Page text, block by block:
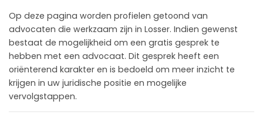
Op deze pagina worden profielen getoond van
advocaten die werkzaam zijn in Losser. Indien gewenst
bestaat de mogelijkheid om een gratis gesprek te
hebben met een advocaat. Dit gesprek heeft een
oriënterend karakter en is bedoeld om meer inzicht te
krijgen in uw juridische positie en mogelijke
vervolgstappen.